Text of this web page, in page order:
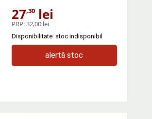
27,30lei
PRP:32,00 lei
Disponibilitate: stoc indisponibil
alertă stoc